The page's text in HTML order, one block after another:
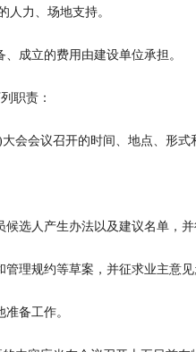
人力、场地支持。
成立的费用由建设单位承担。
职责：
会议召开的时间、地点、形式
选人产生办法以及建议名单，并
理规约等草案，并征求业主意见
备工作。